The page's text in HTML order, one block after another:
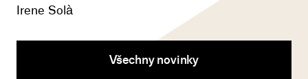
Irene Solà
Všechny novinky